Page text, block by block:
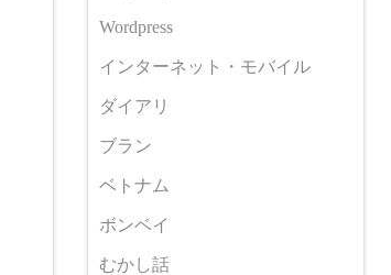
Wordpress
インターネット・モバイル
ダイアリ
ブラン
ベトナム
ボンベイ
むかし話